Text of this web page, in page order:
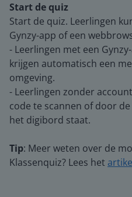
Start de quiz
Start de quiz. Leerlingen
Gynzy-app of een
- Leerlingen met een
krijgen automatisch een
omgeving.
- Leerlingen zonder
code te scannen of door
het digibord staat.
Tip: Meer weten over de
Klassenquiz? Lees het